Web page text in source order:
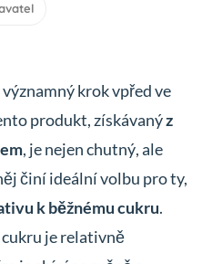
krok vpřed ve
produkt, získávanýz
, je nejen chutný, ale
činí ideální volbu pro ty,
k běžnému cukru.
je relativně